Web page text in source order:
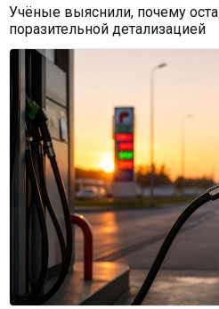
Учёные выяснили, почему
поразительной детализацией